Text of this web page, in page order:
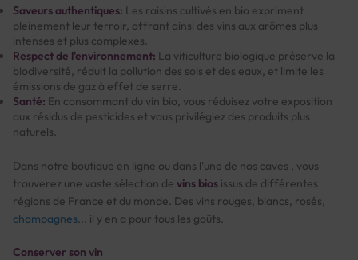
Saveurs authentiques: Les raisins cultivés en bio expriment
pleinement leur terroir, offrant ainsi des vins aux arômes plus
intenses et plus complexes.
Respect de l'environnement: La viticulture biologique préserve la
biodiversité, réduit la pollution des sols et des eaux, et limite les
émissions de gaz à effet de serre.
Santé: En consommant du vin bio, vous réduisez votre exposition
aux résidus de pesticides et vous privilégiez des produits plus
naturels.
Dans notre boutique en ligne ou dans l'une de nos caves , vous
trouverez une vaste sélection de vins bios issus de différentes
régions de France et du monde. Des vins rouges, blancs, rosés,
champagnes... il y en a pour tous les goûts.
Conserver son vin